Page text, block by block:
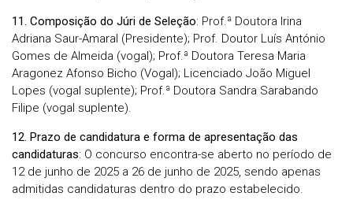
11. Composição do Júri de Seleção: Prof.ª Doutora Irina
Adriana Saur-Amaral (Presidente); Prof. Doutor Luís António
Gomes de Almeida (vogal); Prof.ª Doutora Teresa Maria
Aragonez Afonso Bicho (Vogal); Licenciado João Miguel
Lopes (vogal suplente); Prof.ª Doutora Sandra Sarabando
Filipe (vogal suplente).
12. Prazo de candidatura e forma de apresentação das
candidaturas: O concurso encontra-se aberto no período de
12 de junho de 2025 a 26 de junho de 2025, sendo apenas
admitidas candidaturas dentro do prazo estabelecido.